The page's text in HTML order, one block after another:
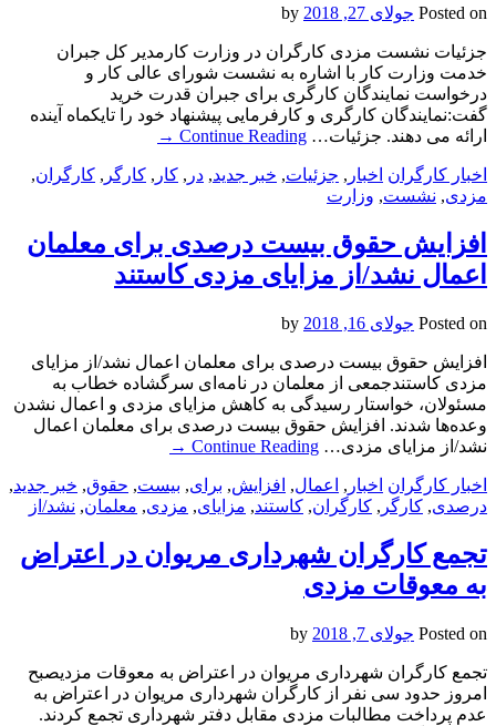
Posted on جولای 27, 2018
جزئیات نشست مزدی کارگران در وزارت کارمدیر کل جبران
خدمت وزارت کار با اشاره به نشست شورای عالی کار و
درخواست نمایندگان کارگری برای جبران قدرت خرید
گفت:نمایندگان کارگری و کارفرمایی پیشنهاد خود را تایکماه آینده
ارائه می دهند. جزئیات… Continue Reading
→
اخبار کارگران اخبار , جزئیات, خبر جدید, در , کار , کارگر , کارگران,
مزدی, نشست, وزارت
افزایش حقوق بیست درصدی برای معلمان
اعمال نشد/از مزایای مزدی کاستند
Posted on جولای 16, 2018
افزایش حقوق بیست درصدی برای معلمان اعمال نشد/از مزایای
مزدی کاستندجمعی از معلمان در نامه‌ای سرگشاده خطاب به
مسئولان، خواستار رسیدگی به کاهش مزایای مزدی و اعمال نشدن
وعده‌ها شدند. افزایش حقوق بیست درصدی برای معلمان اعمال
نشد/از مزایای مزدی… Continue Reading
→
اخبار کارگران اخبار , اعمال, افزایش, برای, بیست, حقوق, خبر جدید,
درصدی, کارگر , کارگران, کاستند, مزایای, مزدی, معلمان, نشد/از
تجمع کارگران شهرداری مریوان در اعتراض
به معوقات مزدی
Posted on جولای 7, 2018
تجمع کارگران شهرداری مریوان در اعتراض به معوقات مزدیصبح
امروز حدود سی نفر از کارگران شهرداری مریوان در اعتراض به
عدم پرداخت مطالبات مزدی مقابل دفتر شهرداری تجمع کردند.